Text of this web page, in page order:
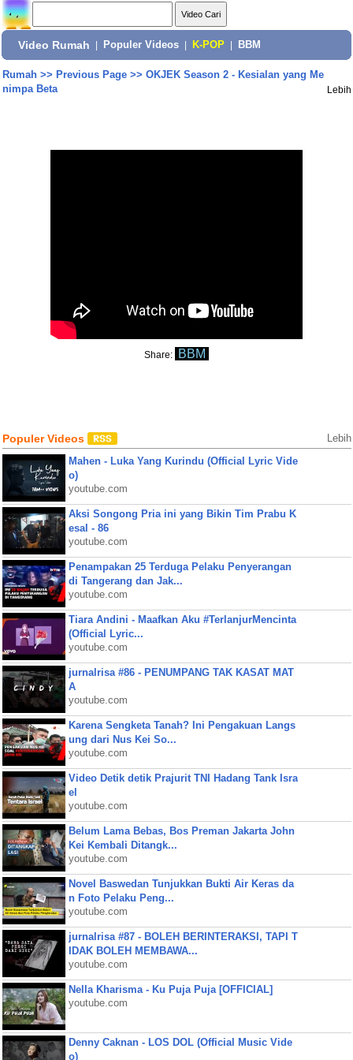
Video Rumah Populer Videos K-POP BBM
Rumah>> Previous Page>> OKJEK Season 2 - Kesialan yang Me
nimpa Beta
Lebih
Share: BBM
Populer Videos Lebih
Mahen - Luka Yang Kurindu (Official Lyric Vide
o)
youtube.com
Aksi Songong Pria ini yang Bikin Tim Prabu K
esal - 86
youtube.com
Penampakan 25 Terduga Pelaku Penyerangan
di Tangerang dan Jak...
youtube.com
Tiara Andini - Maafkan Aku #TerlanjurMencinta
(Official Lyric...
youtube.com
jurnalrisa #86 - PENUMPANG TAK KASAT MAT
A
youtube.com
Karena Sengketa Tanah? Ini Pengakuan Langs
ung dari Nus Kei So...
youtube.com
Video Detik detik Prajurit TNI Hadang Tank Isra
el
youtube.com
Belum Lama Bebas, Bos Preman Jakarta John
Kei Kembali Ditangk...
youtube.com
Novel Baswedan Tunjukkan Bukti Air Keras da
n Foto Pelaku Peng...
youtube.com
jurnalrisa #87 - BOLEH BERINTERAKSI, TAPI T
IDAK BOLEH MEMBAWA...
youtube.com
Nella Kharisma - Ku Puja Puja [OFFICIAL]
youtube.com
Denny Caknan - LOS DOL (Official Music Vide
o)